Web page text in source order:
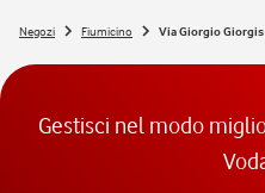
Negozi Fiumicino Via Giorgio
Gestisci nel modo